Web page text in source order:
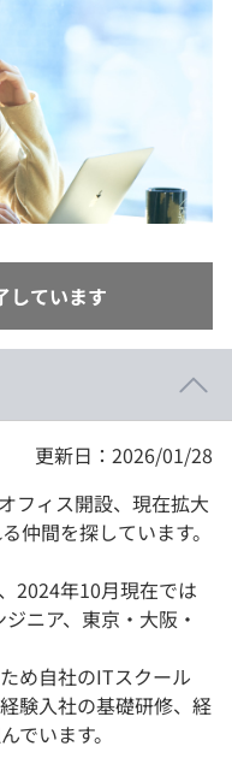
しています
更新日：2026/01/28
フィス開設、現在拡大
仲間を探しています。
2024年10月現在では
ニア、東京・大阪・
め自社のITスクール
験入社の基礎研修、経
でいます。